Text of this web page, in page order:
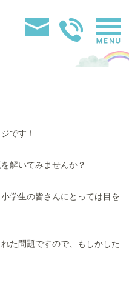
です！
解いてみませんか？
学生の皆さんにとっては目を
た問題ですので、もしかした